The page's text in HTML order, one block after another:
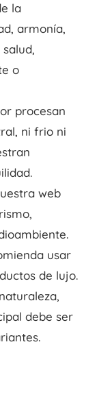
la
armonía,
o
procesan
ni frio ni
web
usar
de lujo.
debe ser